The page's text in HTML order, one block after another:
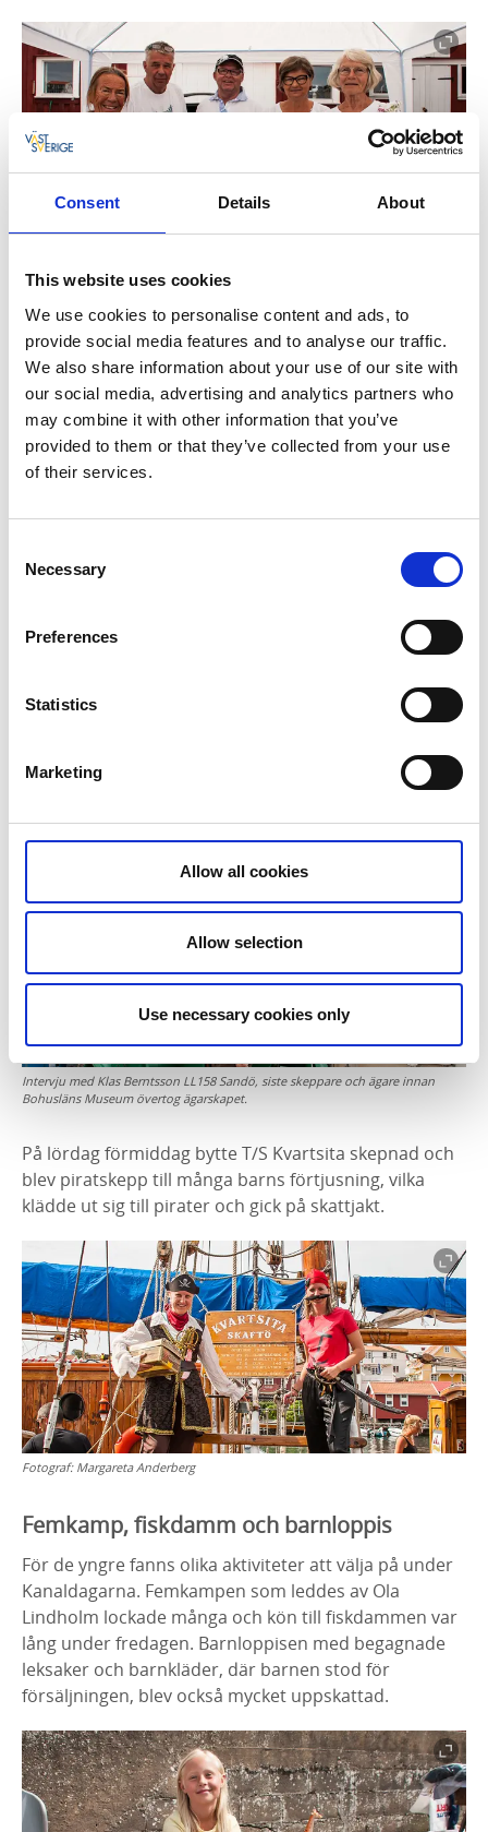
Consent Details About
This website uses cookies
We use cookies to personalise content and ads, to
provide social media features and to analyse our traffic.
We also share information about your use of our site with
our social media, advertising and analytics partners who
may combine it with other information that you’ve
provided to them or that they’ve collected from your use
of their services.
Selection
Necessary
Preferences
Statistics
Marketing
Allow all cookies
Allow selection
Use necessary cookies only
Öppen kyrka och kulturbåtar
I Grundsunds kyrka spelade Lowe Pettersson fin
sommarmusik varvat med Morgan Carlsson som
berättade om kyrkans historia från sent 1700-tal.
Vid Östra kajen kunde man gå ombord på både det
Sandö, som är en av de sista stora vita motordrivna
träfiskebåtarna som gick på långafiske till Shetland
och där Klas Berntsson var sista skeppare.
Intervju med Klas Berntsson LL158 Sandö, siste skeppare och ägare innan
Bohusläns Museum övertog ägarskapet.
På lördag förmiddag bytte T/S Kvartsita skepnad och
blev piratskepp till många barns förtjusning, vilka
klädde ut sig till pirater och gick på skattjakt.
Fotograf: Margareta Anderberg
Femkamp, fiskdamm och barnloppis
För de yngre fanns olika aktiviteter att välja på under
Kanaldagarna. Femkampen som leddes av Ola
Lindholm lockade många och kön till fiskdammen var
lång under fredagen. Barnloppisen med begagnade
leksaker och barnkläder, där barnen stod för
försäljningen, blev också mycket uppskattad.